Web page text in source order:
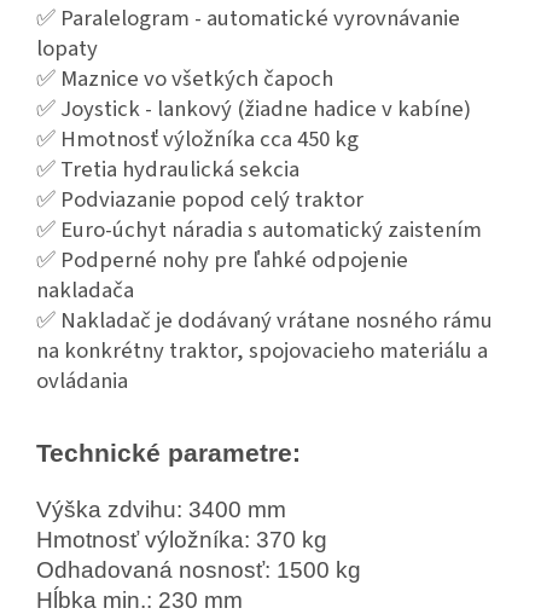
✅ Paralelogram - automatické vyrovnávanie
lopaty
✅ Maznice vo všetkých čapoch
✅ Joystick - lankový (žiadne hadice v kabíne)
✅ Hmotnosť výložníka cca 450 kg
✅ Tretia hydraulická sekcia
✅ Podviazanie popod celý traktor
✅ Euro-úchyt náradia s automatický zaistením
✅ Podperné nohy pre ľahké odpojenie
nakladača
✅ Nakladač je dodávaný vrátane nosného rámu
na konkrétny traktor, spojovacieho materiálu a
ovládania
Technické parametre:
Výška zdvihu: 3400 mm
Hmotnosť výložníka: 370 kg
Odhadovaná nosnosť: 1500 kg
Hĺbka min.: 230 mm